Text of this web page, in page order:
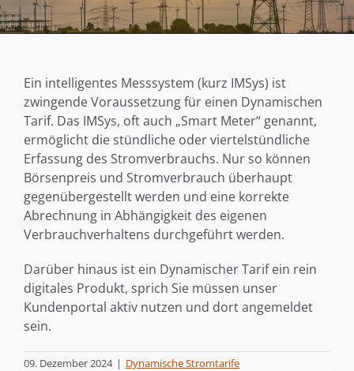
Ein intelligentes Messsystem (kurz IMSys) ist
zwingende Voraussetzung für einen Dynamischen
Tarif. Das IMSys, oft auch „Smart Meter“ genannt,
ermöglicht die stündliche oder viertelstündliche
Erfassung des Stromverbrauchs. Nur so können
Börsenpreis und Stromverbrauch überhaupt
gegenübergestellt werden und eine korrekte
Abrechnung in Abhängigkeit des eigenen
Verbrauchverhaltens durchgeführt werden.
Darüber hinaus ist ein Dynamischer Tarif ein rein
digitales Produkt, sprich Sie müssen unser
Kundenportal aktiv nutzen und dort angemeldet
sein.
09. Dezember 2024 | Dynamische Stromtarife